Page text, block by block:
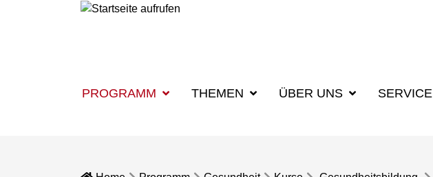
PROGRAMM THEMEN ÜBER UNS SERVICE